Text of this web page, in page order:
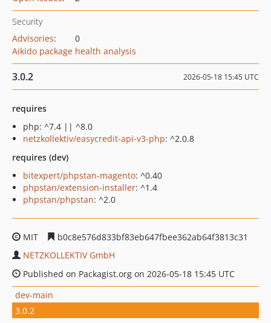
Security
Advisories:
0
Aikido package health analysis
3.0.2 2026-05-18 15:45 UTC
requires
php: ^7.4 || ^8.0
netzkollektiv/easycredit-api-v3-php: ^2.0.8
requires (dev)
bitexpert/phpstan-magento: ^0.40
phpstan/extension-installer: ^1.4
phpstan/phpstan: ^2.0
MIT
b0c8e576d833bf83eb647fbee362ab64f3813c31
NETZKOLLEKTIV GmbH
Published on Packagist.org on 2026-05-18 15:45 UTC
dev-main
3.0.2